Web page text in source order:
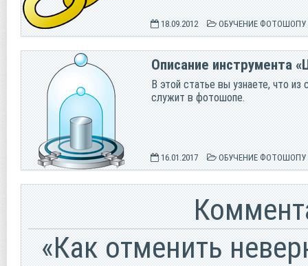
18.09.2012 ОБУЧЕНИЕ ФОТОШОПУ
Описание инструмента
В этой статье вы узнаете, что
служит в фотошопе.
16.01.2017 ОБУЧЕНИЕ ФОТОШОПУ
«Как отменить